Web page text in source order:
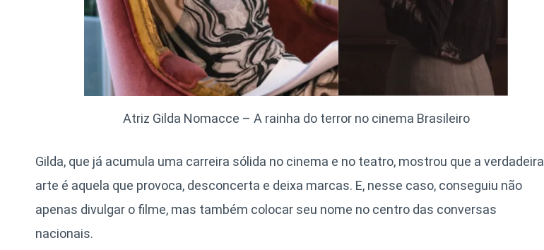
Atriz Gilda Nomacce – A rainha do terror no cinema Brasileiro
Gilda, que já acumula uma carreira sólida no cinema e no teatro, mostrou que a verdadeira
arte é aquela que provoca, desconcerta e deixa marcas. E, nesse caso, conseguiu não
apenas divulgar o filme, mas também colocar seu nome no centro das conversas
nacionais.